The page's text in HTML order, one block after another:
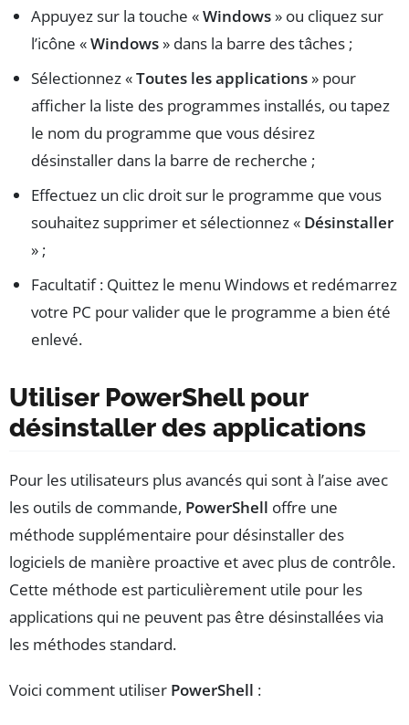
Appuyez sur la touche «Windows» ou cliquez sur
l’icône «Windows» dans la barre des tâches ;
Sélectionnez «Toutes les applications» pour
afficher la liste des programmes installés, ou tapez
le nom du programme que vous désirez
désinstaller dans la barre de recherche ;
Effectuez un clic droit sur le programme que vous
souhaitez supprimer et sélectionnez « Désinstaller
» ;
Facultatif : Quittez le menu Windows et redémarrez
votre PC pour valider que le programme a bien été
enlevé.
Utiliser PowerShell pour
désinstaller des applications
Pour les utilisateurs plus avancés qui sont à l’aise avec
les outils de commande, PowerShell offre une
méthode supplémentaire pour désinstaller des
logiciels de manière proactive et avec plus de contrôle.
Cette méthode est particulièrement utile pour les
applications qui ne peuvent pas être désinstallées via
les méthodes standard.
Voici comment utiliser PowerShell :